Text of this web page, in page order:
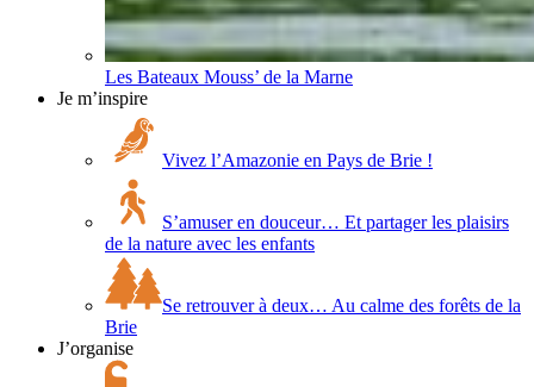
Les Bateaux Mouss’ de la Marne
Je m’inspire
Vivez l’Amazonie en Pays de Brie !
S’amuser en douceur… Et partager les plaisirs
de la nature avec les enfants
Se retrouver à deux… Au calme des forêts de la
Brie
J’organise